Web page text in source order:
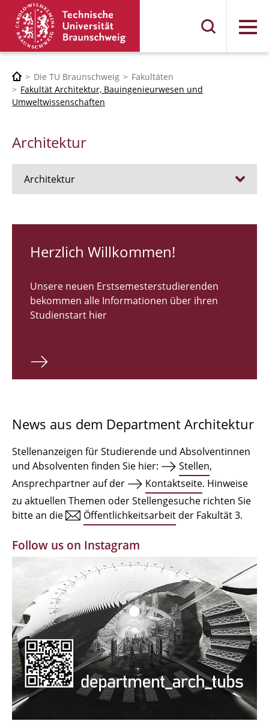
Menü
Die TU Braunschweig
Fakultäten
Fakultät Architektur, Bauingenieurwesen und
Umweltwissenschaften
Architektur
Architektur
RUNDGANG 26
Bachelor Architektur
Master Architektur
Qualifikationsprofil
Institute
Einrichtungen
Zeichensäle
MBW | Modellbauwerkstatt
Alumni | cloud club
Dokumente und Downloads
Herzlich Willkommen!
Unsere neuen Erstsemesterstudierenden
bekommen alle Informationen über ihren
Studienstart hier
News aus dem Department Architektur
Stellenanzeigen für Studierende und Absolventinnen
und Absolventen finden Sie hier:
Stellen,
Ansprechpartner auf der
Kontaktseite. Hinweise
zu aktuellen Themen oder Stellengesuche richten Sie
bitte an die
Öffentlichkeitsarbeit der Fakultät 3.
Follow us on Instagram